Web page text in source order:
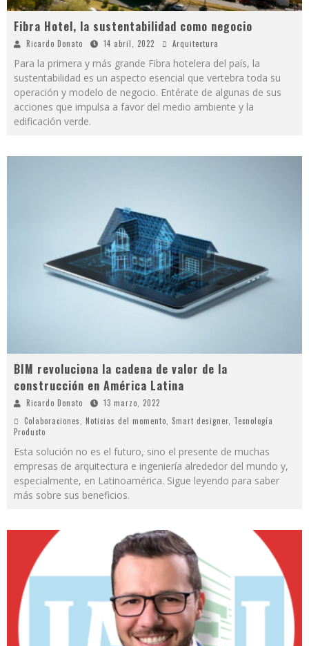
Fibra Hotel, la sustentabilidad como negocio
Ricardo Donato 14 abril, 2022 Arquitectura
Para la primera y más grande Fibra hotelera del país, la
sustentabilidad es un aspecto esencial que vertebra toda su
operación y modelo de negocio. Entérate de algunas de sus
acciones que impulsa a favor del medio ambiente y la
edificación verde.
BIM revoluciona la cadena de valor de la
construcción en América Latina
Ricardo Donato
13 marzo, 2022
Colaboraciones
Noticias del momento Smart designer Tecnología
Producto
Esta solución no es el futuro, sino el presente de muchas
empresas de arquitectura e ingeniería alrededor del mundo y,
especialmente, en Latinoamérica. Sigue leyendo para saber
más sobre sus beneficios.